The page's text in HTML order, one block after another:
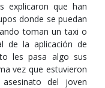
explicaron que han
donde se puedan
toman un taxi o
de la aplicación de
les pasa algo sus
vez que estuvieron
del joven